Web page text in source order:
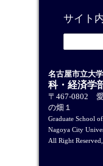
サイト
名古屋市立大学
科・経済学
〒467-0802
の畑１
Graduate School
Nagoya City
All Right